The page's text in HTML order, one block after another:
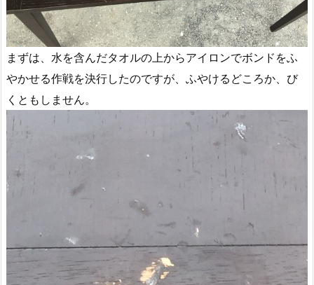
まずは、水を含んだタオルの上からアイロンでボンドをふ
やかせる作戦を決行したのですが、ふやけるどころか、び
くともしません。